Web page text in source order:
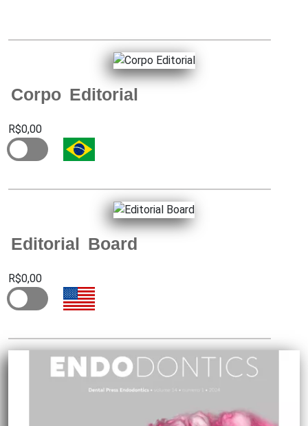
Corpo Editorial
R$0,00
Editorial Board
R$0,00